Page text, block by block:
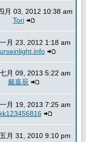
月 03, 2012 10:38 am
Tori
月 23, 2012 1:18 am
月 09, 2013 5:22 am
戴嘉辰
月 19, 2013 7:25 am
月 31, 2010 9:10 pm